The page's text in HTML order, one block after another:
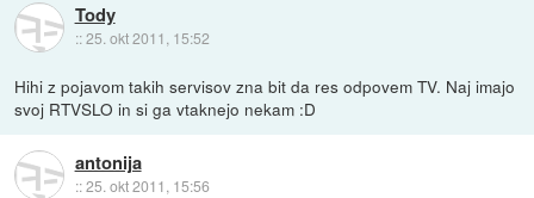
Tody
::25. okt 2011, 15:52
Hihi z pojavom takih servisov zna bit da res odpovem TV. Naj imajo
svoj RTVSLO in si ga vtaknejo nekam :D
antonija
::25. okt 2011, 15:56